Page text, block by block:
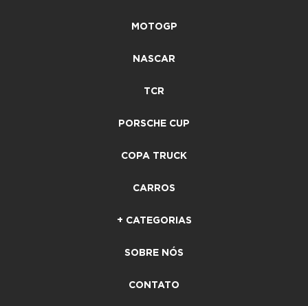
MOTOGP
NASCAR
TCR
PORSCHE CUP
COPA TRUCK
CARROS
+ CATEGORIAS
SOBRE NÓS
CONTATO